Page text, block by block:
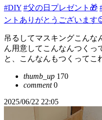
#DIY #父の日プレゼント🎁
ントありがとうございます
吊るしてマスキングこんな
ん用意してこんなんつくっ
と、こんなんもつくってこ
thumb_up 170
comment0
2025/06/22 22:05